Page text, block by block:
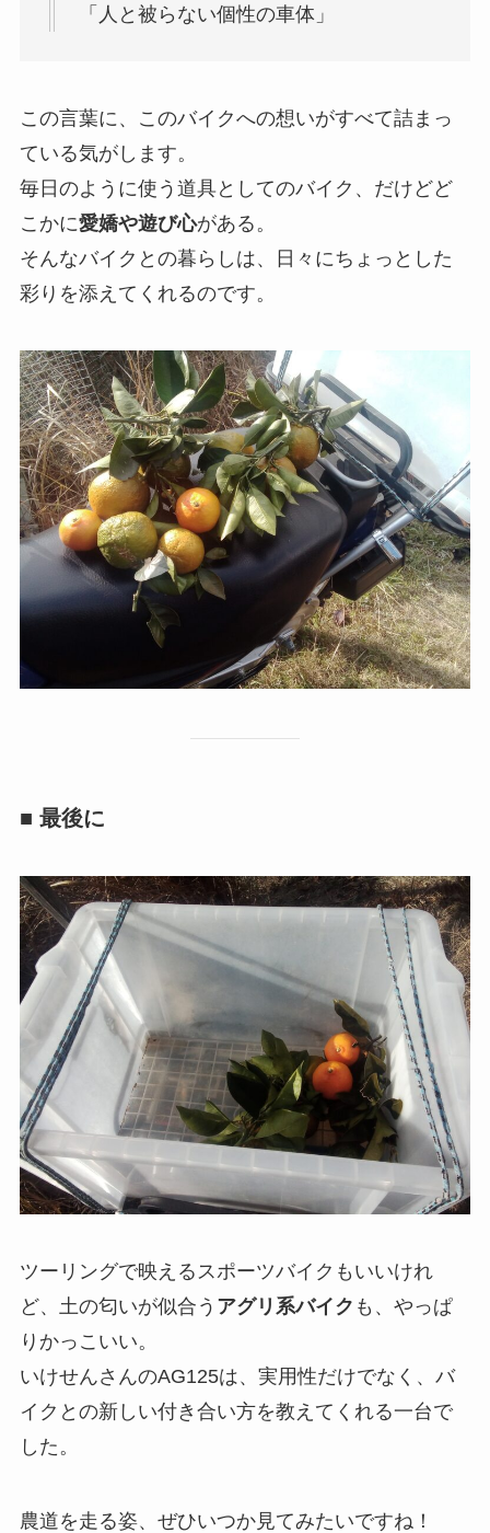
「人と被らない個性の車体」
この言葉に、このバイクへの想いがすべて詰まっ
ている気がします。
毎日のように使う道具としてのバイク、だけどど
こかに愛嬌や遊び心がある。
そんなバイクとの暮らしは、日々にちょっとした
彩りを添えてくれるのです。
■ 最後に
ツーリングで映えるスポーツバイクもいいけれ
ど、土の匂いが似合う アグリ系バイク も、やっぱ
りかっこいい。
いけせんさんのAG125は、実用性だけでなく、バ
イクとの新しい付き合い方を教えてくれる一台で
した。
農道を走る姿、ぜひいつか見てみたいですね！